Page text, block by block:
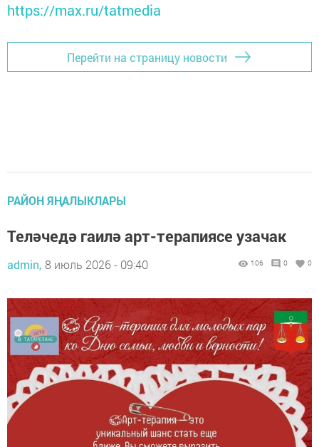
https://max.ru/tatmedia
Перейти на страницу новости
РАЙОН ЯҢАЛЫКЛАРЫ
Теләчедә гаилә арт-терапиясе узачак
admin, 8 июль 2026 - 09:40 106 0 0